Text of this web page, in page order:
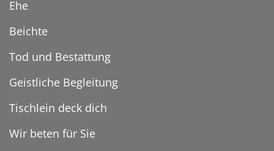
Ehe
Beichte
Tod und Bestattung
Geistliche Begleitung
Tischlein deck dich
Wir beten für Sie